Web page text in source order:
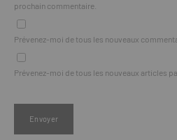
prochain commentaire.
Prévenez-moi de tous les nouveaux
Prévenez-moi de tous les nouveaux articles